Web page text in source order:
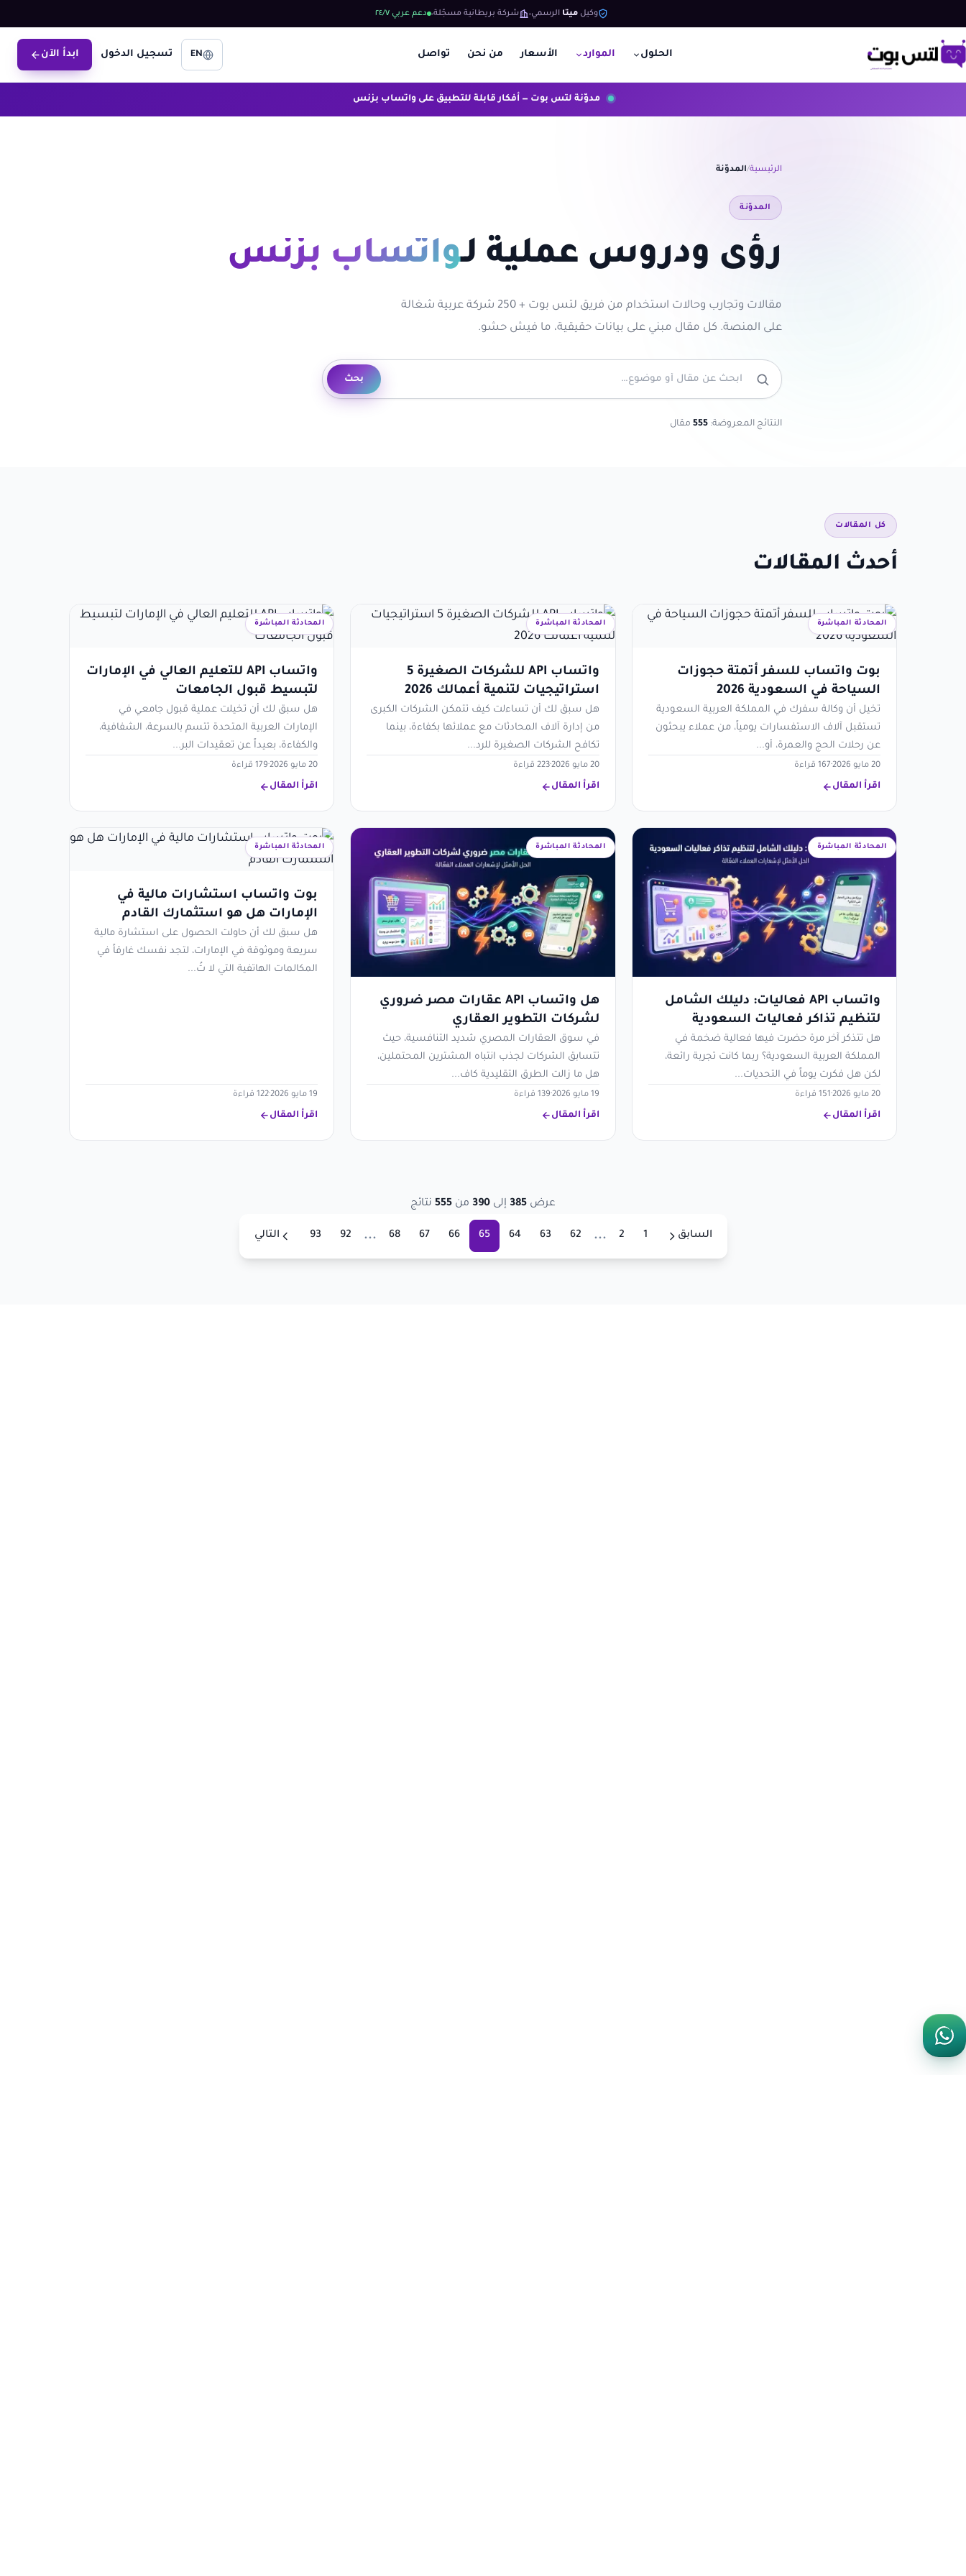
وكيل ميتا الرسمي شركة بريطانية مسجّلة دعم عربي ٢٤/٧
الحلول الموارد الأسعار من نحن تواصل EN تسجيل الدخول ابدأ الآن
مدوّنة لتس بوت — أفكار قابلة للتطبيق على واتساب بزنس
الرئيسية المدوّنة
المدوّنة
رؤى ودروس عملية لـواتساب بزنس
مقالات وتجارب وحالات استخدام من فريق لتس بوت + 250 شركة عربية شغالة
على المنصة. كل مقال مبني على بيانات حقيقية، ما فيش حشو.
ابحث في المقالات بحث
النتائج المعروضة: 555 مقال
كل المقالات
أحدث المقالات
المحادثة المباشرة
بوت واتساب للسفر أتمتة حجوزات
السياحة في السعودية 2026
تخيل أن وكالة سفرك في المملكة العربية السعودية
تستقبل آلاف الاستفسارات يومياً، من عملاء يبحثون
عن رحلات الحج والعمرة، أو...
20 مايو 2026 ·167 قراءة
اقرأ المقال
المحادثة المباشرة
واتساب API للشركات الصغيرة 5
استراتيجيات لتنمية أعمالك 2026
هل سبق لك أن تساءلت كيف تتمكن الشركات الكبرى
من إدارة آلاف المحادثات مع عملائها بكفاءة، بينما
تكافح الشركات الصغيرة للرد...
20 مايو 2026 ·223 قراءة
اقرأ المقال
المحادثة المباشرة
واتساب API للتعليم العالي في الإمارات
لتبسيط قبول الجامعات
هل سبق لك أن تخيلت عملية قبول جامعي في
الإمارات العربية المتحدة تتسم بالسرعة، الشفافية،
والكفاءة، بعيداً عن تعقيدات البر...
20 مايو 2026 ·179 قراءة
اقرأ المقال
المحادثة المباشرة
واتساب API فعاليات: دليلك الشامل
لتنظيم تذاكر فعاليات السعودية
هل تتذكر آخر مرة حضرت فيها فعالية ضخمة في
المملكة العربية السعودية؟ ربما كانت تجربة رائعة،
لكن هل فكرت يوماً في التحديات...
20 مايو 2026 ·151 قراءة
اقرأ المقال
المحادثة المباشرة
هل واتساب API عقارات مصر ضروري
لشركات التطوير العقاري
في سوق العقارات المصري شديد التنافسية، حيث
تتسابق الشركات لجذب انتباه المشترين المحتملين،
هل ما زالت الطرق التقليدية كاف...
19 مايو 2026 ·139 قراءة
اقرأ المقال
المحادثة المباشرة
بوت واتساب استشارات مالية في
الإمارات هل هو استثمارك القادم
هل سبق لك أن حاولت الحصول على استشارة مالية
سريعة وموثوقة في الإمارات، لتجد نفسك غارقاً في
المكالمات الهاتفية التي لا تُ...
19 مايو 2026 ·122 قراءة
اقرأ المقال
عرض 385 إلى 390 من 555 نتائج
السابق 1
2
...
62
63
64
65
66
67
68
...
92
93 التالي